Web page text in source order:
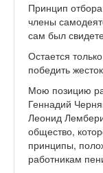
Принцип
члены
сам был
Остается
победить
Мою позицию
Геннадий
Леонид
общество,
принципы,
работникам